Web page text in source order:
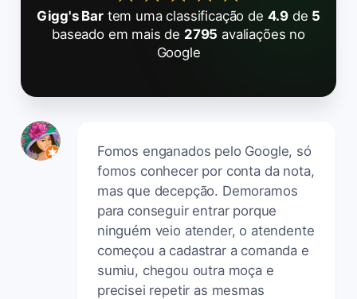
Gigg's Bar tem uma classificação de 4.9 de 5
baseado em mais de 2795 avaliações no
Google
Fomos enganados pelo Google, só
fomos conhecer por conta da nota,
mas que decepção. Demoramos
para conseguir entrar porque
ninguém veio atender, o atendente
começou a cadastrar a comanda e
sumiu, chegou outra moça e
precisei repetir as mesmas